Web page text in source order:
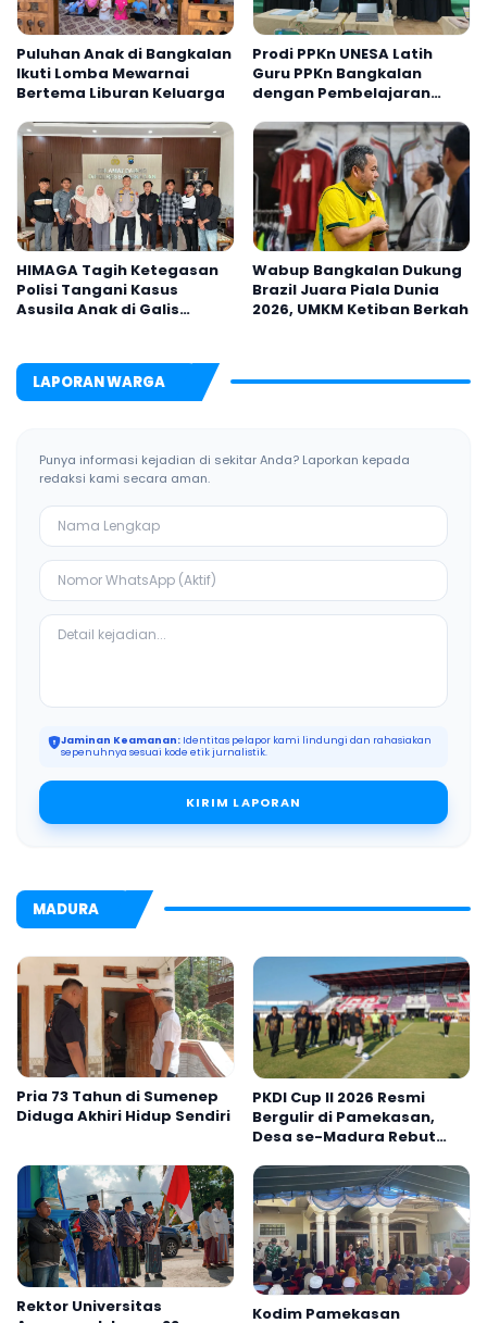
Puluhan Anak di Bangkalan
Ikuti Lomba Mewarnai
Bertema Liburan Keluarga
Prodi PPKn UNESA Latih
Guru PPKn Bangkalan
dengan Pembelajaran
HIMAGA Tagih Ketegasan
Polisi Tangani Kasus
Asusila Anak di Galis
Wabup Bangkalan Dukung
Brazil Juara Piala Dunia
2026, UMKM Ketiban Berkah
LAPORAN WARGA
Punya informasi kejadian di sekitar Anda? Laporkan kepada
redaksi kami secara aman.
Jaminan Keamanan: Identitas pelapor kami lindungi dan rahasiakan
sepenuhnya sesuai kode etik jurnalistik.
KIRIM LAPORAN
MADURA
Pria 73 Tahun di Sumenep
Diduga Akhiri Hidup Sendiri
PKDI Cup II 2026 Resmi
Bergulir di Pamekasan,
Desa se-Madura Rebut
Rektor Universitas
Kodim Pamekasan